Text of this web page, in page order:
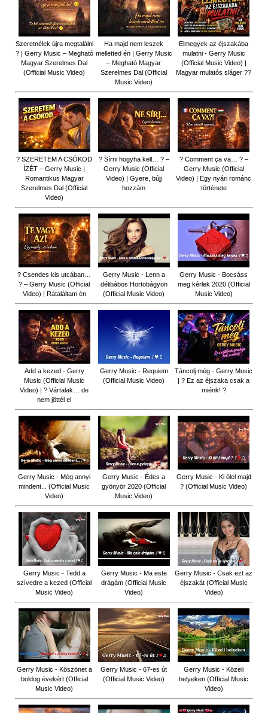
Szeretnélek újra megtalálni
? | Gerry Music – Megható
Magyar Szerelmes Dal
(Official Music Video)
Ha majd nem leszek
melletted én | Gerry Music
– Megható Magyar
Szerelmes Dal (Official
Music Video)
Elmegyek az éjszakába
mulatni - Gerry Music
(Official Music Video) |
Magyar mulatós sláger ??
? SZERETEM A CSÓKOD
ÍZÉT – Gerry Music |
Romantikus Magyar
Szerelmes Dal (Official
Video)
? Sírni hogyha kell… ? –
Gerry Music (Official
Video) | Gyere, bújj
hozzám
? Comment ça va… ? –
Gerry Music (Official
Video) | Egy nyári románc
története
? Csendes kis utcában…
? – Gerry Music (Official
Video) | Rátaláltam én
Gerry Music - Lenn a
délibábos Hortobágyon
(Official Music Video)
Gerry Music - Bocsáss
meg kérlek 2020 (Official
Music Video)
Add a kezed - Gerry
Music (Official Music
Video) | ? Vártalak… de
nem jöttél el
Gerry Music - Requiem
(Official Music Video)
Táncolj még - Gerry Music
| ? Ez az éjszaka csak a
miénk! ?
Gerry Music - Még annyi
mindent... (Official Music
Video)
Gerry Music - Édes a
gyönyör 2020 (Official
Music Video)
Gerry Music - Ki ölel majd
? (Official Music Video)
Gerry Music - Tedd a
szívedre a kezed (Official
Music Video)
Gerry Music - Ma este
drágám (Official Music
Video)
Gerry Music - Csak ezt az
éjszakát (Official Music
Video)
Gerry Music - Köszönet a
boldog évekért (Official
Music Video)
Gerry Music - 67-es út
(Official Music Video)
Gerry Music - Közeli
helyeken (Official Music
Video)